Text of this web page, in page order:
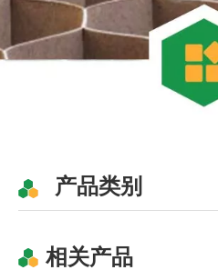
产品类别
相关产品
纸蜂窝板复合机